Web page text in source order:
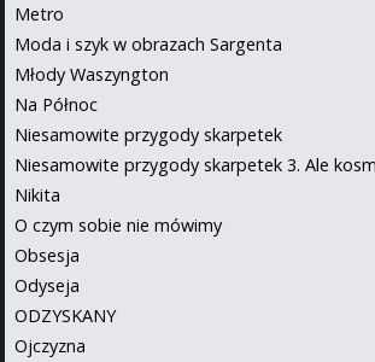
Metro
Moda i szyk w obrazach Sargenta
Młody Waszyngton
Na Północ
Niesamowite przygody skarpetek
Niesamowite przygody skarpetek 3. Ale
Nikita
O czym sobie nie mówimy
Obsesja
Odyseja
ODZYSKANY
Ojczyzna